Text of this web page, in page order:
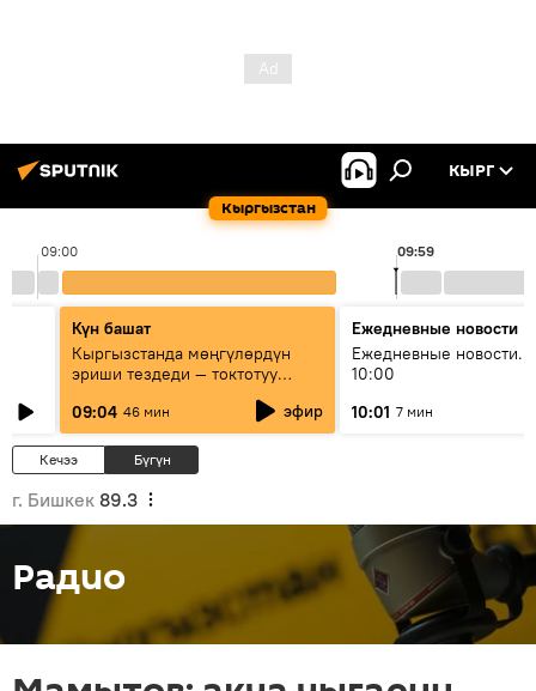
Кыргызстан
КЫРГ
09:00 09:59
Күн башат
Кыргызстанда мөңгүлөрдүн
эриши тездеди — токтотуу
09:04 46 мин эфир
Ежедневные новости
Ежедневные новости.
10:00
10:01 7 мин
Кечээ Бүгүн
г. Бишкек 89.3
Радио